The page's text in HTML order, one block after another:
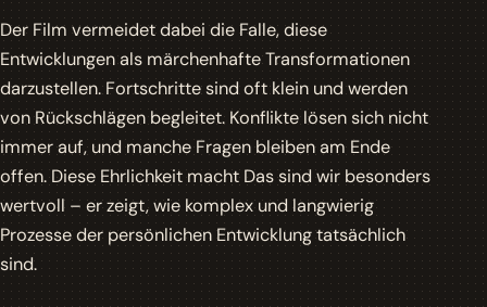
Der Film vermeidet dabei die Falle, diese
Entwicklungen als märchenhafte Transformationen
darzustellen. Fortschritte sind oft klein und werden
von Rückschlägen begleitet. Konflikte lösen sich nicht
immer auf, und manche Fragen bleiben am Ende
offen. Diese Ehrlichkeit machtDas sind wir besonders
wertvoll – er zeigt, wie komplex und langwierig
Prozesse der persönlichen Entwicklung tatsächlich
sind.